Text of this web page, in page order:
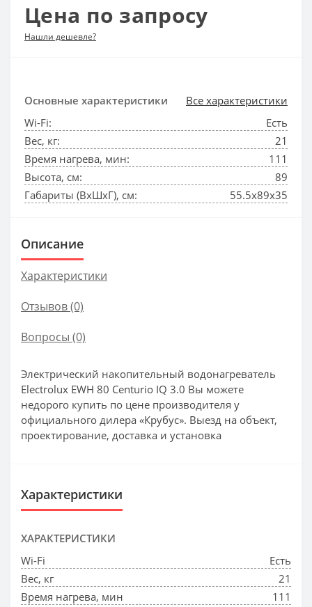
Цена по запросу
Нашли дешевле?
Основные характеристики
Все характеристики
Wi-Fi:
Есть
Вес, кг:
21
Время нагрева, мин:
111
Высота, см:
89
Габариты (ВхШхГ), см:
55.5x89x35
Описание
Характеристики
Отзывов (0)
Вопросы (0)
Электрический накопительный водонагреватель
Electrolux EWH 80 Centurio IQ 3.0 Вы можете
недорого купить по цене производителя у
официального дилера «Крубус». Выезд на объект,
проектирование, доставка и установка
Характеристики
ХАРАКТЕРИСТИКИ
Wi-Fi
Есть
Вес, кг
21
Время нагрева, мин
111